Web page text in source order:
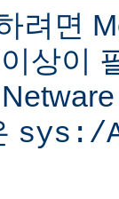
려면
상이
sys:/